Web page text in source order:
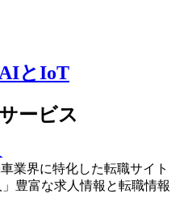
とIoT
ービス
業界に特化した転職サイト
豊富な求人情報と転職情報